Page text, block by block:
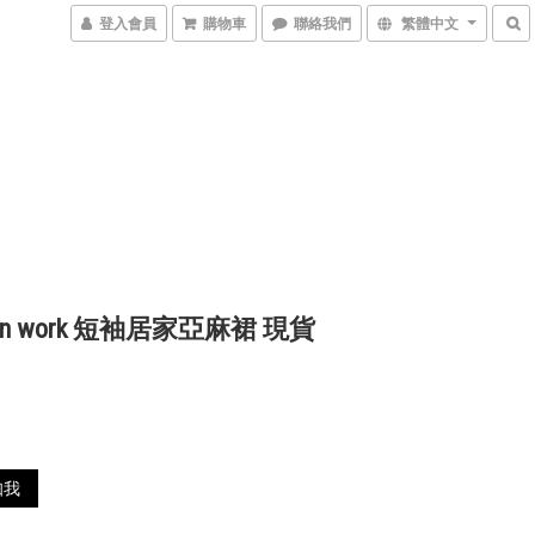
登入會員 購物車 聯絡我們 繁體中文
work 短袖居家亞麻裙 現貨
我